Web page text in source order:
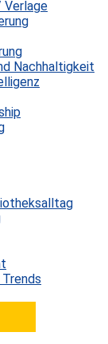
Verlage
Nachhaltigkeit
Zeiten
wird,
für
jetzt
wo sie